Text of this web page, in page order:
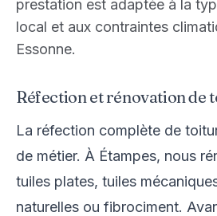
prestation est adaptée à la
local et aux contraintes
Essonne.
Réfection et rénovation de
La réfection complète de
de métier. À Étampes, nous
tuiles plates, tuiles
naturelles ou fibrociment.